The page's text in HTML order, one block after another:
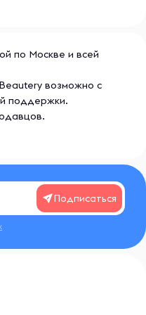
по Москве и всей
возможно с
поддержки.
Подписаться